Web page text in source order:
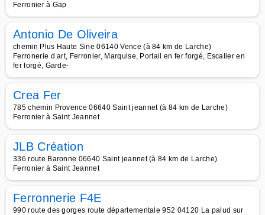
Ferronier à Gap
Antonio De Oliveira
chemin Plus Haute Sine 06140 Vence (à 84 km de Larche)
Ferronerie d art, Ferronier, Marquise, Portail en fer forgé, Escalier en
fer forgé, Garde-
Crea Fer
785 chemin Provence 06640 Saint jeannet (à 84 km de Larche)
Ferronier à Saint Jeannet
JLB Création
336 route Baronne 06640 Saint jeannet (à 84 km de Larche)
Ferronier à Saint Jeannet
Ferronnerie F4E
990 route des gorges route départementale 952 04120 La palud sur